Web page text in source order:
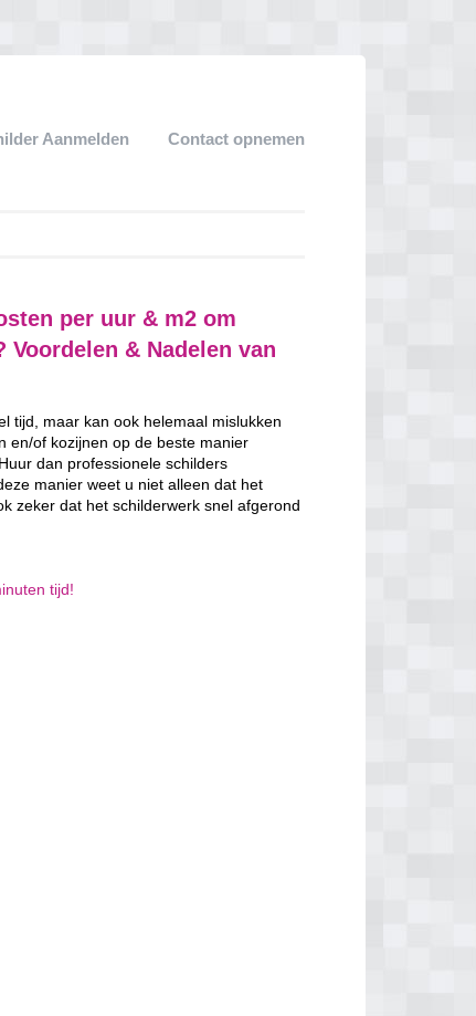
Aanmelden Contact opnemen
per uur & m2 om
& Nadelen van
tijd, maar kan ook helemaal mislukken
en/of kozijnen op de beste manier
dan professionele schilders
manier weet u niet alleen dat het
zeker dat het schilderwerk snel afgerond
tijd!